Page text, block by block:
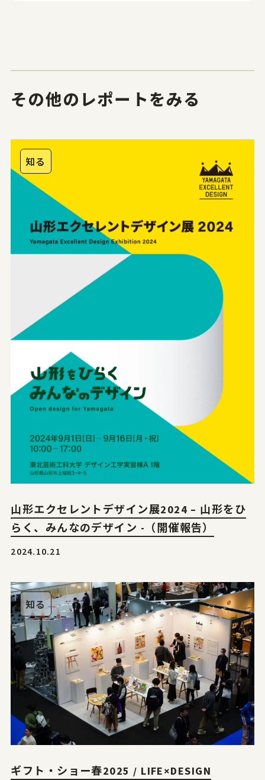
その他のレポートをみる
知る
山形エクセレントデザイン展2024 – 山形をひ
らく、みんなのデザイン -（開催報告）
2024.10.21
知る
ギフト・ショー春2025 / LIFE×DESIGN